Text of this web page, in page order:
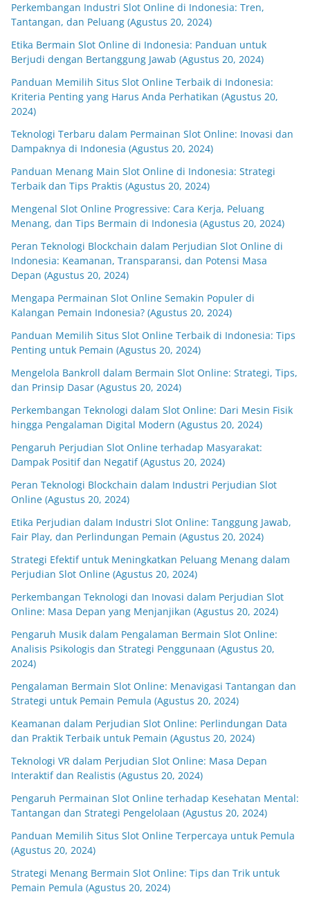
Perkembangan Industri Slot Online di Indonesia: Tren,
Tantangan, dan Peluang (Agustus 20, 2024)
Etika Bermain Slot Online di Indonesia: Panduan untuk
Berjudi dengan Bertanggung Jawab (Agustus 20, 2024)
Panduan Memilih Situs Slot Online Terbaik di Indonesia:
Kriteria Penting yang Harus Anda Perhatikan (Agustus 20,
2024)
Teknologi Terbaru dalam Permainan Slot Online: Inovasi dan
Dampaknya di Indonesia (Agustus 20, 2024)
Panduan Menang Main Slot Online di Indonesia: Strategi
Terbaik dan Tips Praktis (Agustus 20, 2024)
Mengenal Slot Online Progressive: Cara Kerja, Peluang
Menang, dan Tips Bermain di Indonesia (Agustus 20, 2024)
Peran Teknologi Blockchain dalam Perjudian Slot Online di
Indonesia: Keamanan, Transparansi, dan Potensi Masa
Depan (Agustus 20, 2024)
Mengapa Permainan Slot Online Semakin Populer di
Kalangan Pemain Indonesia? (Agustus 20, 2024)
Panduan Memilih Situs Slot Online Terbaik di Indonesia: Tips
Penting untuk Pemain (Agustus 20, 2024)
Mengelola Bankroll dalam Bermain Slot Online: Strategi, Tips,
dan Prinsip Dasar (Agustus 20, 2024)
Perkembangan Teknologi dalam Slot Online: Dari Mesin Fisik
hingga Pengalaman Digital Modern (Agustus 20, 2024)
Pengaruh Perjudian Slot Online terhadap Masyarakat:
Dampak Positif dan Negatif (Agustus 20, 2024)
Peran Teknologi Blockchain dalam Industri Perjudian Slot
Online (Agustus 20, 2024)
Etika Perjudian dalam Industri Slot Online: Tanggung Jawab,
Fair Play, dan Perlindungan Pemain (Agustus 20, 2024)
Strategi Efektif untuk Meningkatkan Peluang Menang dalam
Perjudian Slot Online (Agustus 20, 2024)
Perkembangan Teknologi dan Inovasi dalam Perjudian Slot
Online: Masa Depan yang Menjanjikan (Agustus 20, 2024)
Pengaruh Musik dalam Pengalaman Bermain Slot Online:
Analisis Psikologis dan Strategi Penggunaan (Agustus 20,
2024)
Pengalaman Bermain Slot Online: Menavigasi Tantangan dan
Strategi untuk Pemain Pemula (Agustus 20, 2024)
Keamanan dalam Perjudian Slot Online: Perlindungan Data
dan Praktik Terbaik untuk Pemain (Agustus 20, 2024)
Teknologi VR dalam Perjudian Slot Online: Masa Depan
Interaktif dan Realistis (Agustus 20, 2024)
Pengaruh Permainan Slot Online terhadap Kesehatan Mental:
Tantangan dan Strategi Pengelolaan (Agustus 20, 2024)
Panduan Memilih Situs Slot Online Terpercaya untuk Pemula
(Agustus 20, 2024)
Strategi Menang Bermain Slot Online: Tips dan Trik untuk
Pemain Pemula (Agustus 20, 2024)